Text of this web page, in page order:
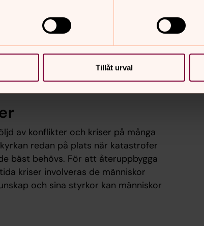
Tillåt urval
av konflikter och kriser på många
redan på plats när katastrofer
bäst behövs. För att återuppbygga
kriser involveras de människor
och sina styrkor kan människor